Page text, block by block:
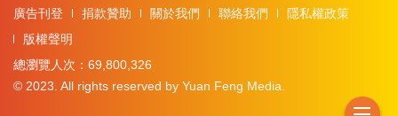
廣告刊登 捐款贊助 關於我們 聯絡我們
隱私權政策
版權聲明
總瀏覽人次：69,800,326
© 2023. All rights reserved by Yuan Feng Media.